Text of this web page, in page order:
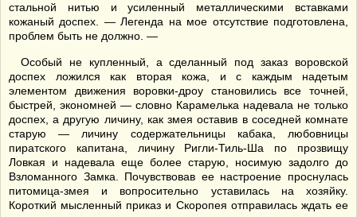
стальной нитью и усиленный металлическими вставками
кожаный доспех. — Легенда на мое отсутствие подготовлена,
проблем быть не должно. —
Особый не купленный, а сделанный под заказ воровской
доспех ложился как вторая кожа, и с каждым надетым
элементом движения воровки-дроу становились все точней,
быстрей, экономней — словно Карамелька надевала не только
доспех, а другую личину, как змея оставив в соседней комнате
старую — личину содержательницы кабака, любовницы
пиратского капитана, личину Ригли-Тиль-Ша по прозвищу
Ловкая и надевала еще более старую, носимую задолго до
Взломанного Замка. Почувствовав ее настроение проснулась
питомица-змея и вопросительно уставилась на хозяйку.
Короткий мысленный приказ и Скоропея отправилась ждать ее